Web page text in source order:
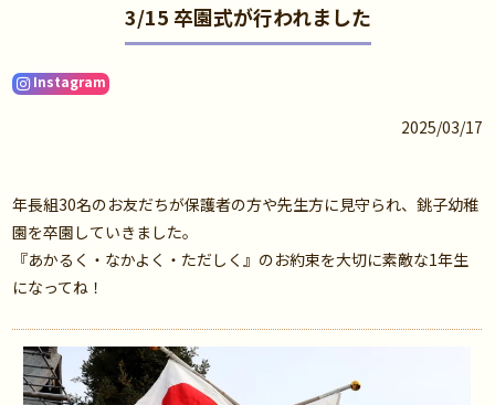
3/15 卒園式が行われました
Instagram
2025/03/17
年長組30名のお友だちが保護者の方や先生方に見守られ、銚子幼稚
園を卒園していきました。
『あかるく・なかよく・ただしく』のお約束を大切に素敵な1年生
になってね！